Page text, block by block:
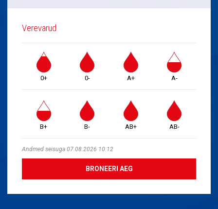
Verevarud
0+ 0- A+ A-
B+ B- AB+ AB-
Andmed seisuga 07.08.2026 10:12
BRONEERI AEG